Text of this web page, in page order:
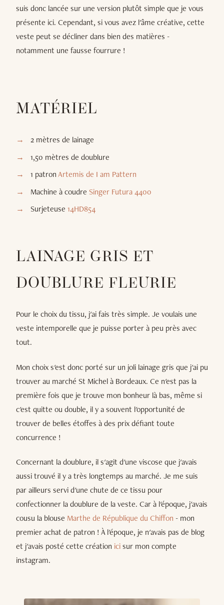
suis donc lancée sur une version plutôt simple que je vous
présente ici. Cependant, si vous avez l'âme créative, cette
veste peut se décliner dans bien des matières -
notamment une fausse fourrure !
MATÉRIEL
2 mètres de lainage
1,50 mètres de doublure
1 patronArtemis de I am Pattern
Machine à coudre Singer Futura 4400
Surjeteuse 14HD854
LAINAGE GRIS ET
DOUBLURE FLEURIE
Pour le choix du tissu, j'ai fais très simple. Je voulais une
veste intemporelle que je puisse porter à peu près avec
tout.
Mon choix s'est donc porté sur un joli lainage gris que j'ai pu
trouver au marché St Michel à Bordeaux. Ce n'est pas la
première fois que je trouve mon bonheur là bas, même si
c'est quitte ou double, il y a souvent l'opportunité de
trouver de belles étoffes à des prix défiant toute
concurrence !
Concernant la doublure, il s'agit d'une viscose que j'avais
aussi trouvé il y a très longtemps au marché. Je me suis
par ailleurs servi d'une chute de ce tissu pour
confectionner la doublure de la veste. Car à l'époque, j'avais
cousu la blouse Marthe de République du Chiffon - mon
premier achat de patron ! À l'époque, je n'avais pas de blog
et j'avais posté cette création icisur mon compte
instagram.